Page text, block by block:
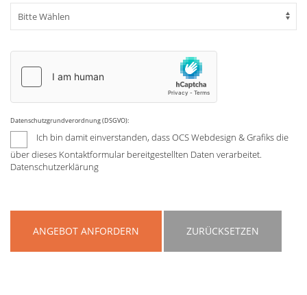
Datenschutzgrundverordnung (DSGVO):
Ich bin damit einverstanden, dass OCS Webdesign & Grafiks die
über dieses Kontaktformular bereitgestellten Daten verarbeitet.
Datenschutzerklärung
ANGEBOT ANFORDERN ZURÜCKSETZEN